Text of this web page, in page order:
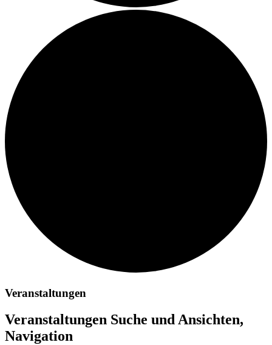
Veranstaltungen
Veranstaltungen Suche und Ansichten,
Navigation